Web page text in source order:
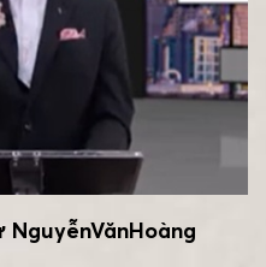
NguyễnVănHoàng